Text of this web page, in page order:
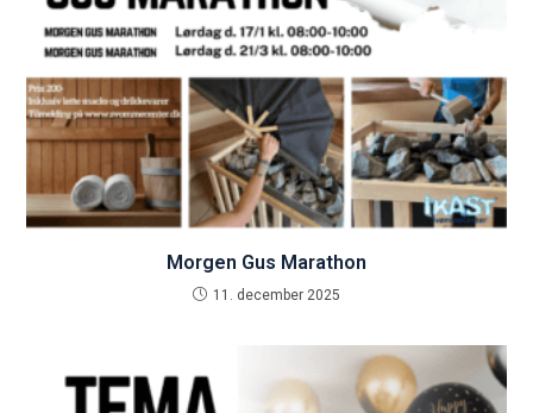
Morgen Gus Marathon
11. december 2025